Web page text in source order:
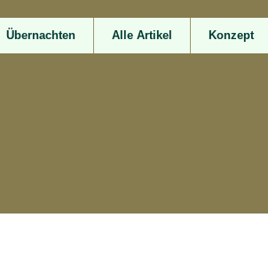
Übernachten Alle Artikel Konzept